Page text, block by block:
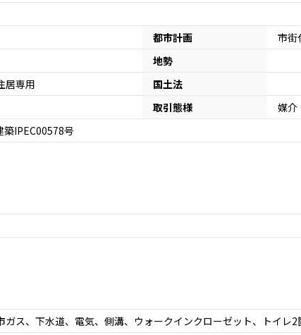
都市計画
市街
地勢
居専用
国土法
取引態様
媒介
築IPEC00578号
ガス、下水道、電気、側溝、ウォークインクローゼット、トイレ2